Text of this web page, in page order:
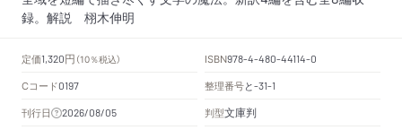
録。解説 栩木伸明
定価1,320円 （10％税込） ISBN978-4-480-44114-0
Cコード0197 整理番号と-31-1
刊行日 2026/08/05 判型文庫判